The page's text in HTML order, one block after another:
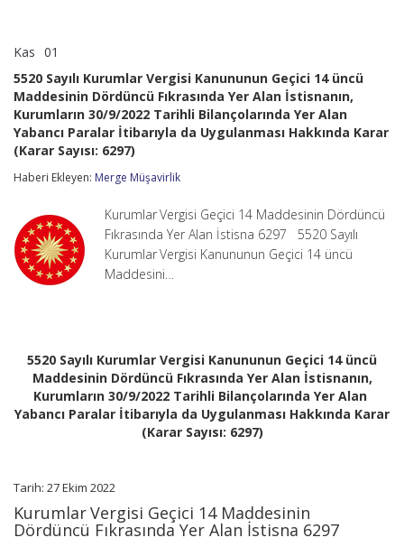
Kas 01
Kurumlar
Vergisi
Kanununun
Geçici
üncü
Maddesinin
Alan
İstisnanın,
Kurumların
30/9/2022
Yabancı
Paralar
İtibarıyla
da
Uygulanması
Sayısı:
6297)
için
5520 Sayılı Kurumlar Vergisi Kanununun Geçici 14 üncü
Maddesinin Dördüncü Fıkrasında Yer Alan İstisnanın,
Kurumların 30/9/2022 Tarihli Bilançolarında Yer Alan
Yabancı Paralar İtibarıyla da Uygulanması Hakkında Karar
(Karar Sayısı: 6297)
Haberi Ekleyen: Merge Müşavirlik
Kurumlar Vergisi Geçici 14 Maddesinin Dördüncü
Fıkrasında Yer Alan İstisna 6297 5520 Sayılı
Kurumlar Vergisi Kanununun Geçici 14 üncü
Maddesini…
5520 Sayılı Kurumlar Vergisi Kanununun Geçici 14 üncü
Maddesinin Dördüncü Fıkrasında Yer Alan İstisnanın,
Kurumların 30/9/2022 Tarihli Bilançolarında Yer Alan
Yabancı Paralar İtibarıyla da Uygulanması Hakkında Karar
(Karar Sayısı: 6297)
Tarih: 27 Ekim 2022
Kurumlar Vergisi Geçici 14 Maddesinin
Dördüncü Fıkrasında Yer Alan İstisna 6297